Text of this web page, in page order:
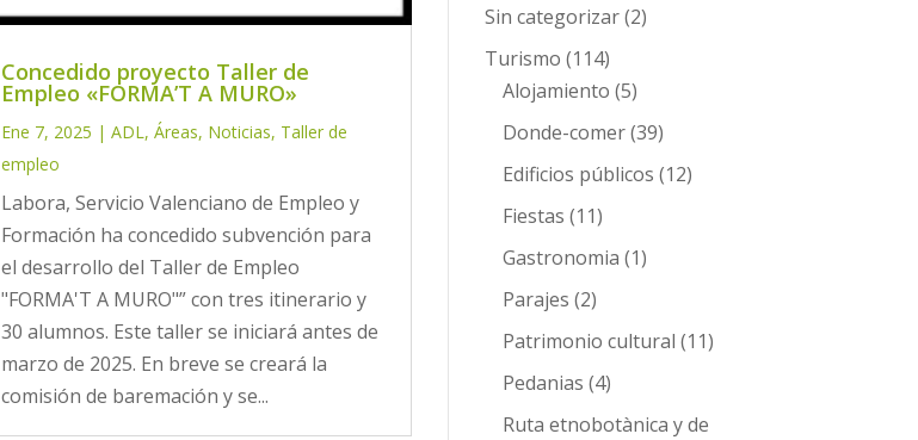
Concedido proyecto Taller de
Empleo «FORMA’T A MURO»
Ene 7, 2025 | ADL, Áreas, Noticias, Taller de
empleo
Labora, Servicio Valenciano de Empleo y
Formación ha concedido subvención para
el desarrollo del Taller de Empleo
"FORMA'T A MURO"” con tres itinerario y
30 alumnos. Este taller se iniciará antes de
marzo de 2025. En breve se creará la
comisión de baremación y se...
Sin categorizar(2)
Turismo (114)
Alojamiento (5)
Donde-comer(39)
Edificios públicos (12)
Fiestas (11)
Gastronomia (1)
Parajes (2)
Patrimonio cultural (11)
Pedanias (4)
Ruta etnobotànica y de